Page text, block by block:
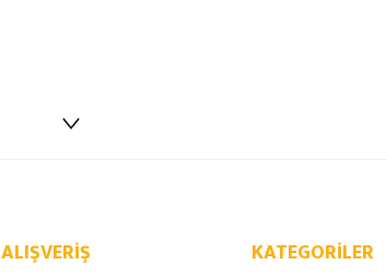
ALIŞVERIŞ KATEGORILER